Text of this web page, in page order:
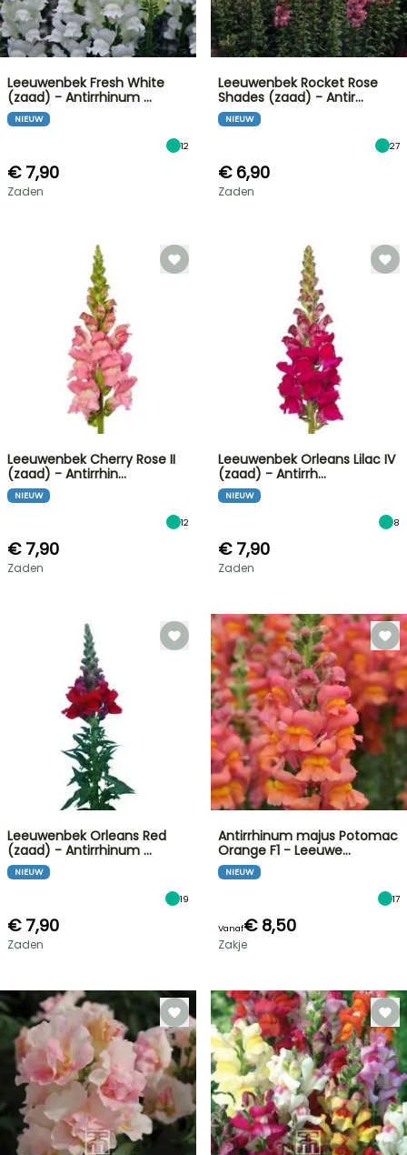
Leeuwenbek Fresh White
(zaad) - Antirrhinum …
NIEUW
12
€ 7,90
Zaden
Leeuwenbek Rocket Rose
Shades (zaad) - Antir…
NIEUW
27
€ 6,90
Zaden
Leeuwenbek Cherry Rose II
(zaad) - Antirrhin…
NIEUW
12
€ 7,90
Zaden
Leeuwenbek Orleans Lilac IV
(zaad) - Antirrh…
NIEUW
8
€ 7,90
Zaden
Leeuwenbek Orleans Red
(zaad) - Antirrhinum …
NIEUW
19
€ 7,90
Zaden
Antirrhinum majus Potomac
Orange F1 - Leeuwe…
NIEUW
17
Vanaf€ 8,50
Zakje